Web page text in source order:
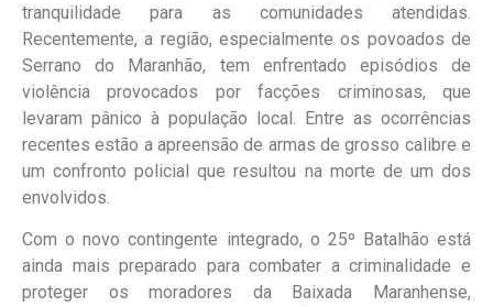
tranquilidade para as comunidades atendidas.
Recentemente, a região, especialmente os povoados de
Serrano do Maranhão, tem enfrentado episódios de
violência provocados por facções criminosas, que
levaram pânico à população local. Entre as ocorrências
recentes estão a apreensão de armas de grosso calibre e
um confronto policial que resultou na morte de um dos
envolvidos.
Com o novo contingente integrado, o 25º Batalhão está
ainda mais preparado para combater a criminalidade e
proteger os moradores da Baixada Maranhense,